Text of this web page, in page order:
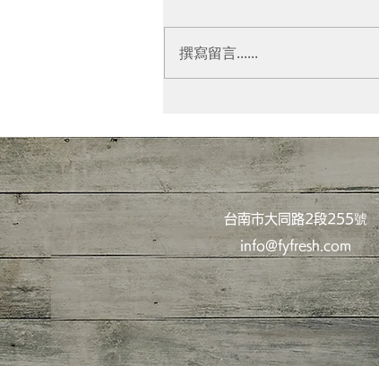
年味迷人的秘密
撰寫留言......
台南市大同路2段255號
info@fyfresh.com